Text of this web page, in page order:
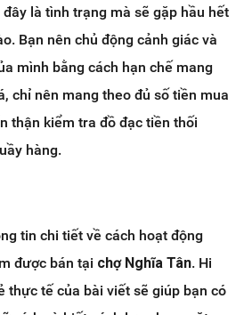
là tình trạng mà sẽ gặp hầu hết
Bạn nên chủ động cảnh giác và
mình bằng cách hạn chế mang
chỉ nên mang theo đủ số tiền mua
thận kiểm tra đồ đạc tiền thối
hàng.
tin chi tiết về cách hoạt động
được bán tại chợ Nghĩa Tân. Hi
thực tế của bài viết sẽ giúp bạn có